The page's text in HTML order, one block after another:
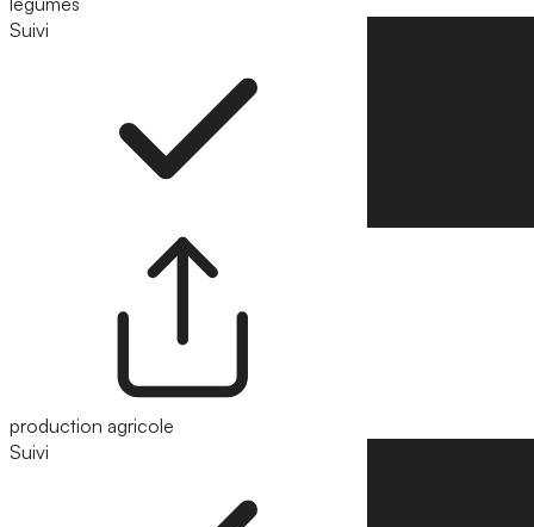
Suivi
production agricole
Suivi